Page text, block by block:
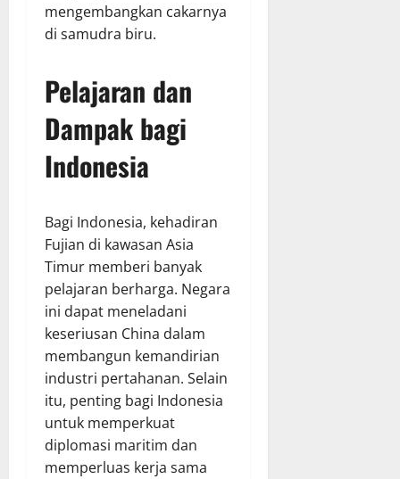
mengembangkan cakarnya
di samudra biru.
Pelajaran dan
Dampak bagi
Indonesia
Bagi Indonesia, kehadiran
Fujian di kawasan Asia
Timur memberi banyak
pelajaran berharga. Negara
ini dapat meneladani
keseriusan China dalam
membangun kemandirian
industri pertahanan. Selain
itu, penting bagi Indonesia
untuk memperkuat
diplomasi maritim dan
memperluas kerja sama